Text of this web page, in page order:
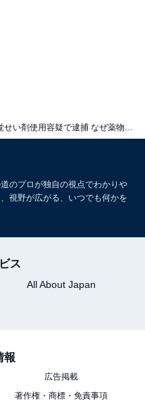
ら解放されたくて、再
に陥ってしまう人も少
カニズムは、完全には
、「薬物依存症には、
のプロが独自の視点でわかりや
視野が広がる、いつでも何かを
ス
All About Japan
報
広告掲載
著作権・商標・免責事項